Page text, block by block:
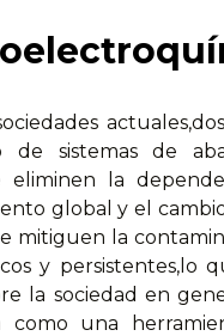
sistemas de
eliminen la
global y el
mitiguen la
y persistentes,lo
la sociedad en
como una